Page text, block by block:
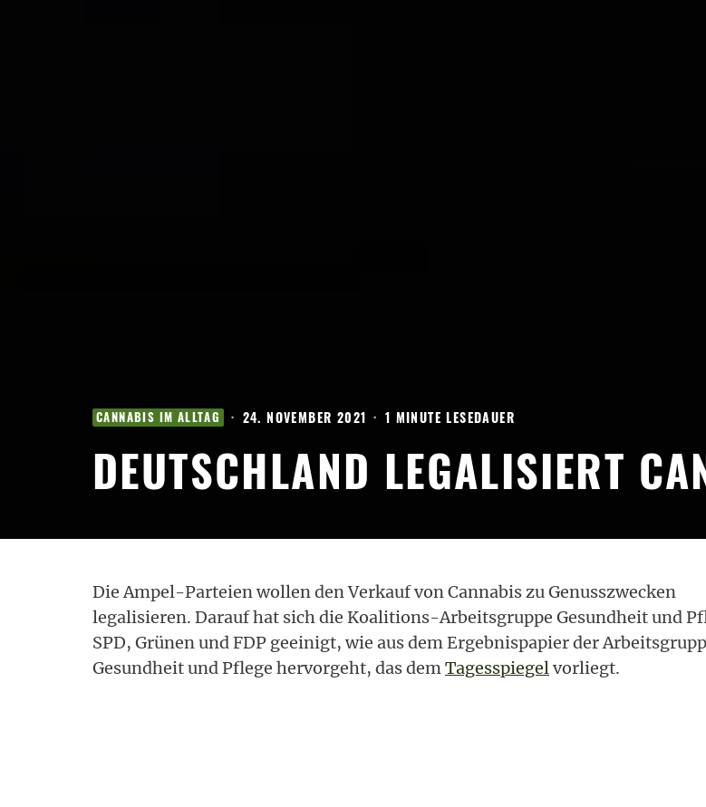
CANNABIS IM ALLTAG · 24. NOVEMBER 2021 · 1 MINUTE LESEDAUER
DEUTSCHLAND LEGALISIERT
Die Ampel-Parteien wollen den Verkauf von Cannabis zu Genusszwecken
legalisieren. Darauf hat sich die Koalitions-Arbeitsgruppe Gesundheit und
SPD, Grünen und FDP geeinigt, wie aus dem Ergebnispapier der
Gesundheit und Pflege hervorgeht, das demTagesspiegelvorliegt.